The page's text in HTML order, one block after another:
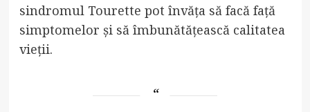
sindromul Tourette pot învăța să facă față
simptomelor și să îmbunătățească calitatea
vieții.